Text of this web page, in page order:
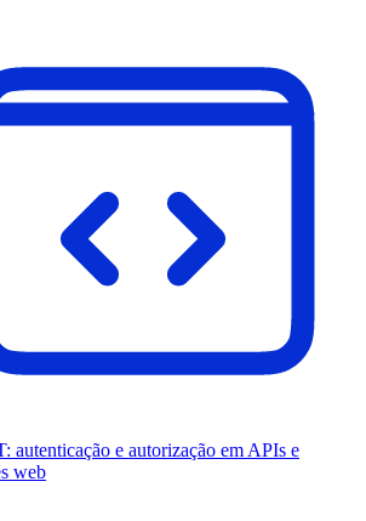
autenticação e autorização em APIs e
web